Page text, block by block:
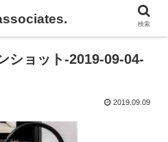
ショット-2019-09-04-
2019.09.09
検索